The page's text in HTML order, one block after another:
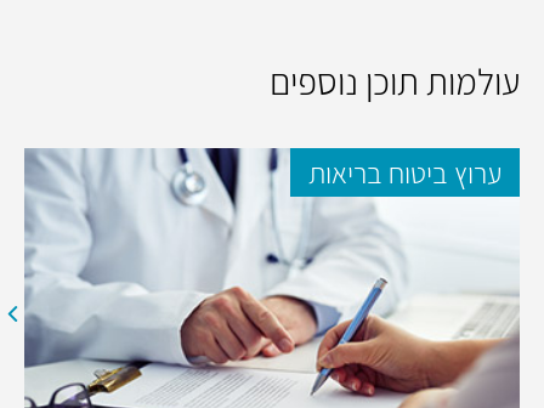
עולמות תוכן נוספים
ערוץ ביטוח בריאות